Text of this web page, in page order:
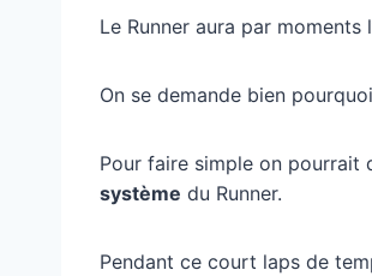
Le Runner aura par moments
On se demande bien
Pour faire simple on pourrait
système du Runner.
Pendant ce court laps de